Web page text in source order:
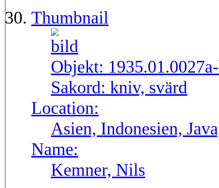
Thumbnail
Objekt:
Sakord: kniv, svärd
Location:
Asien, Indonesien,
Name:
Kemner, Nils